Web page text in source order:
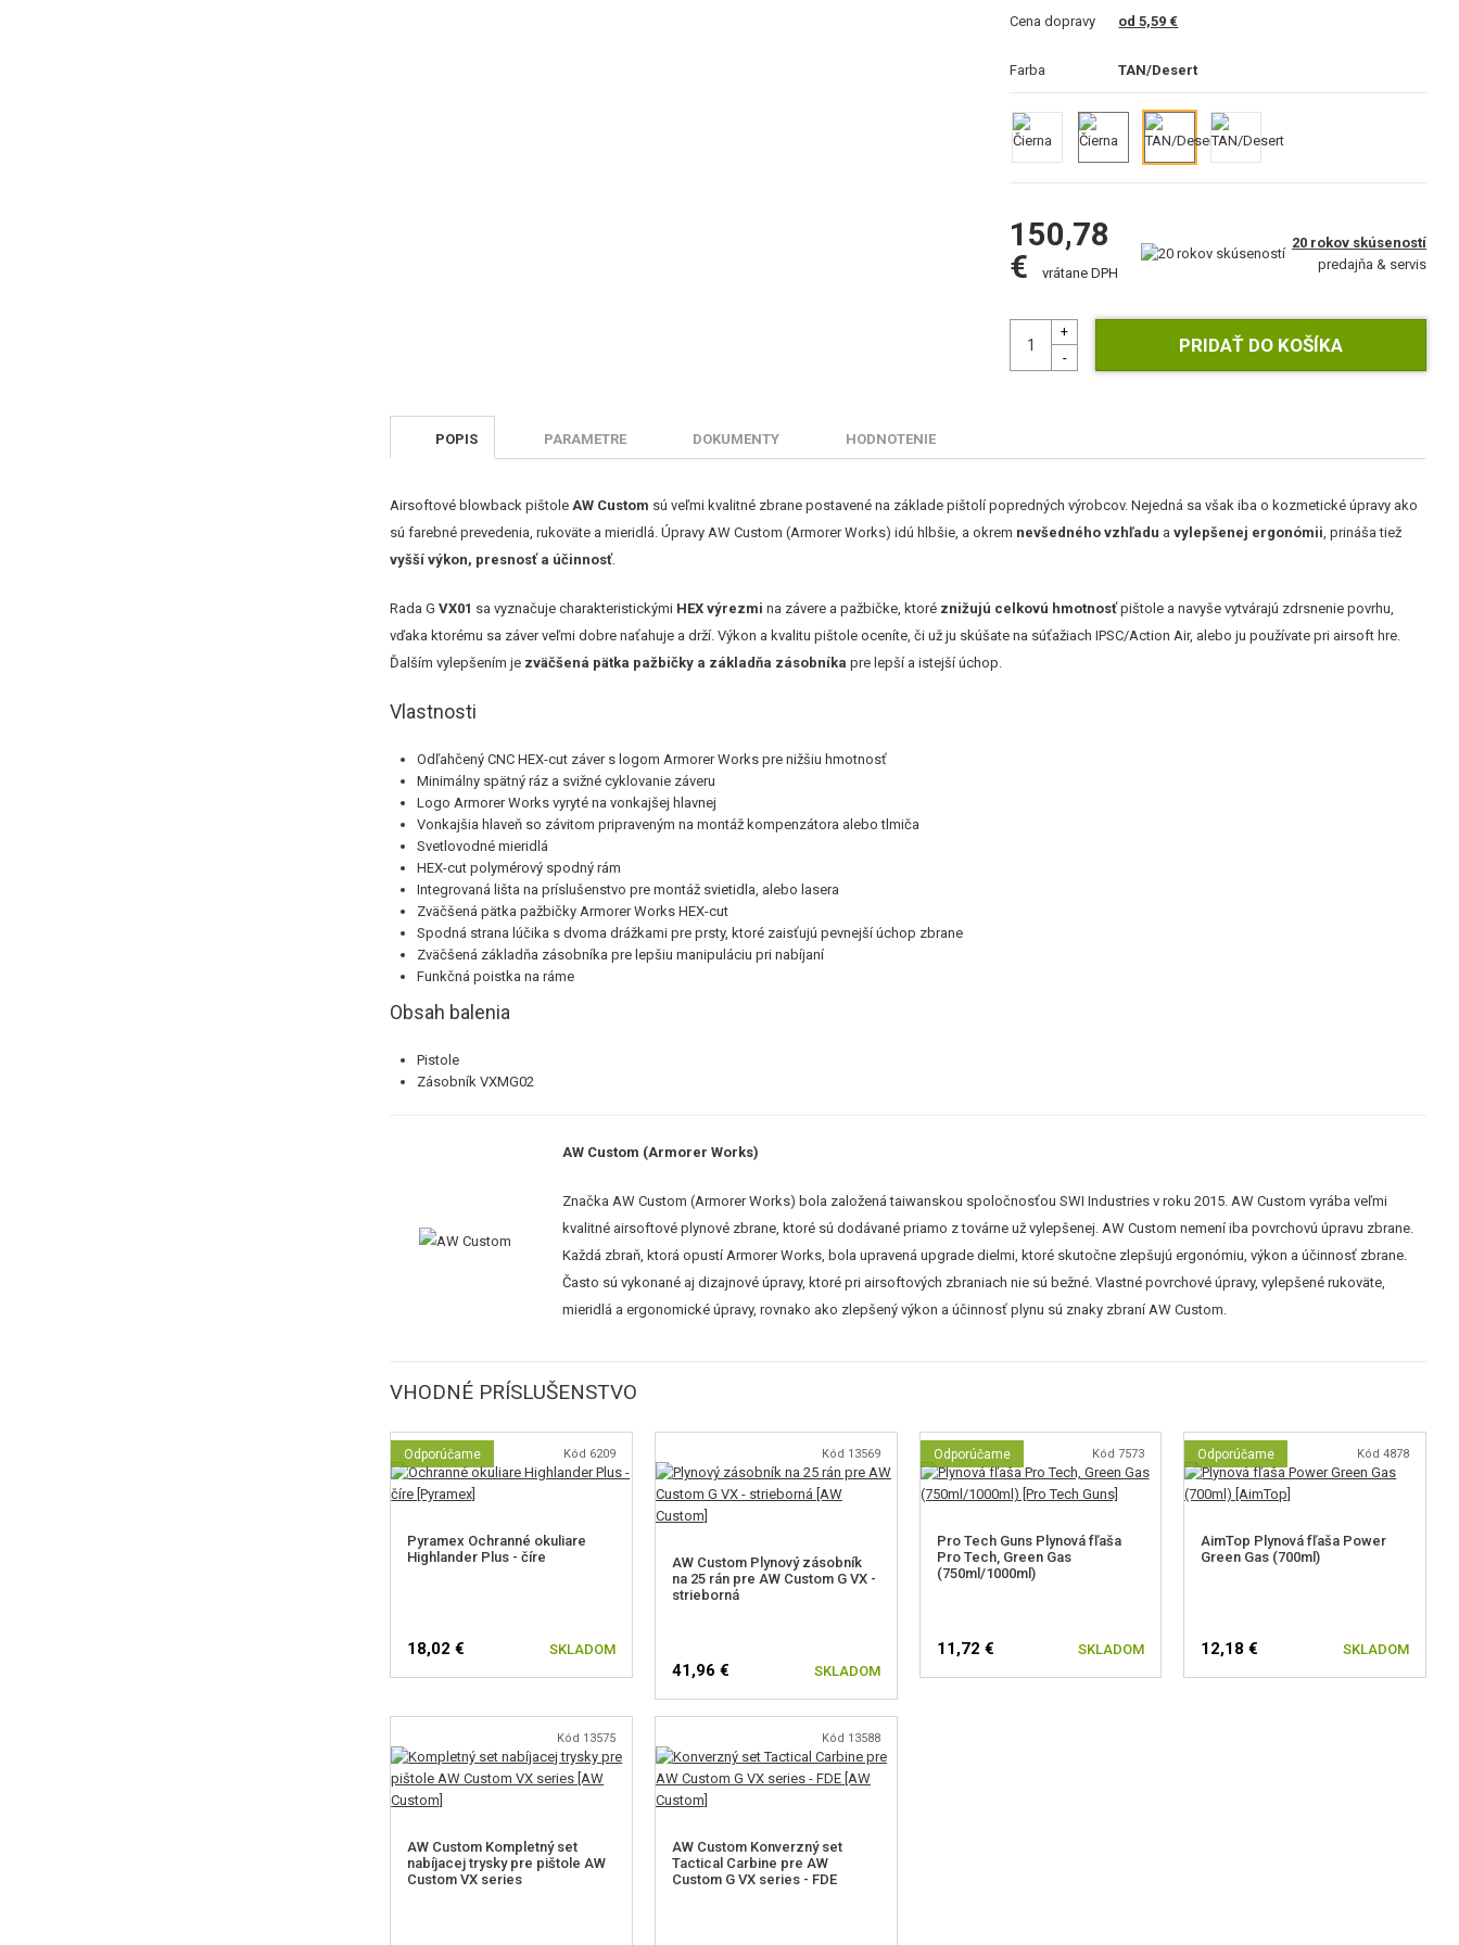
Cena dopravy od 5,59 €
Farba TAN/Desert
150,78
€
vrátane DPH
20 rokov skúseností
predajňa & servis
POPIS PARAMETRE DOKUMENTY HODNOTENIE
Airsoftové blowback pištole AW Custom sú veľmi kvalitné zbrane postavené na základe pištolí popredných výrobcov. Nejedná sa však iba o kozmetické úpravy ako
sú farebné prevedenia, rukoväte a mieridlá. Úpravy AW Custom (Armorer Works) idú hlbšie, a okrem nevšedného vzhľadu avylepšenej ergonómii , prináša tiež
vyšší výkon, presnosť a účinnosť.
Rada GVX01 sa vyznačuje charakteristickými HEX výrezmi na závere a pažbičke, ktoré znižujú celkovú hmotnosťpištole a navyše vytvárajú zdrsnenie povrhu,
vďaka ktorému sa záver veľmi dobre naťahuje a drží. Výkon a kvalitu pištole oceníte, či už ju skúšate na súťažiach IPSC/Action Air, alebo ju používate pri airsoft hre.
Ďalším vylepšením je zväčšená pätka pažbičky a základňa zásobníka pre lepší a istejší úchop.
Vlastnosti
Odľahčený CNC HEX-cut záver s logom Armorer Works pre nižšiu hmotnosť
Minimálny spätný ráz a svižné cyklovanie záveru
Logo Armorer Works vyryté na vonkajšej hlavnej
Vonkajšia hlaveň so závitom pripraveným na montáž kompenzátora alebo tlmiča
Svetlovodné mieridlá
HEX-cut polymérový spodný rám
Integrovaná lišta na príslušenstvo pre montáž svietidla, alebo lasera
Zväčšená pätka pažbičky Armorer Works HEX-cut
Spodná strana lúčika s dvoma drážkami pre prsty, ktoré zaisťujú pevnejší úchop zbrane
Zväčšená základňa zásobníka pre lepšiu manipuláciu pri nabíjaní
Funkčná poistka na ráme
Obsah balenia
Pistole
Zásobník VXMG02
AW Custom (Armorer Works)
Značka AW Custom (Armorer Works) bola založená taiwanskou spoločnosťou SWI Industries v roku 2015. AW Custom vyrába veľmi
kvalitné airsoftové plynové zbrane, ktoré sú dodávané priamo z továrne už vylepšenej. AW Custom nemení iba povrchovú úpravu zbrane.
Každá zbraň, ktorá opustí Armorer Works, bola upravená upgrade dielmi, ktoré skutočne zlepšujú ergonómiu, výkon a účinnosť zbrane.
Často sú vykonané aj dizajnové úpravy, ktoré pri airsoftových zbraniach nie sú bežné. Vlastné povrchové úpravy, vylepšené rukoväte,
mieridlá a ergonomické úpravy, rovnako ako zlepšený výkon a účinnosť plynu sú znaky zbraní AW Custom.
VHODNÉ PRÍSLUŠENSTVO
Odporúčame Kód 6209
Pyramex Ochranné okuliare
Highlander Plus - číre
18,02 € SKLADOM
Kód 13569
AW Custom Plynový zásobník
na 25 rán pre AW Custom G VX -
strieborná
41,96 € SKLADOM
Odporúčame Kód 7573
Pro Tech Guns Plynová fľaša
Pro Tech, Green Gas
(750ml/1000ml)
11,72 € SKLADOM
Odporúčame Kód 4878
AimTop Plynová fľaša Power
Green Gas (700ml)
12,18 € SKLADOM
Kód 13575
AW Custom Kompletný set
nabíjacej trysky pre pištole AW
Custom VX series
Kód 13588
AW Custom Konverzný set
Tactical Carbine pre AW
Custom G VX series - FDE